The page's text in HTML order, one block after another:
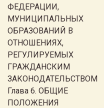
ФЕДЕРАЦИИ,
МУНИЦИПАЛЬНЫХ
ОБРАЗОВАНИЙ В
ОТНОШЕНИЯХ,
РЕГУЛИРУЕМЫХ
ГРАЖДАНСКИМ
ЗАКОНОДАТЕЛЬСТВОМ
Глава 6. ОБЩИЕ
ПОЛОЖЕНИЯ